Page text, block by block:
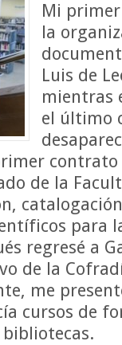
Mi
la
Luis de
mientras
el último
de la
para
regresé a
de la
me
cursos de